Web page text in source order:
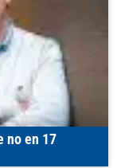
no en 17